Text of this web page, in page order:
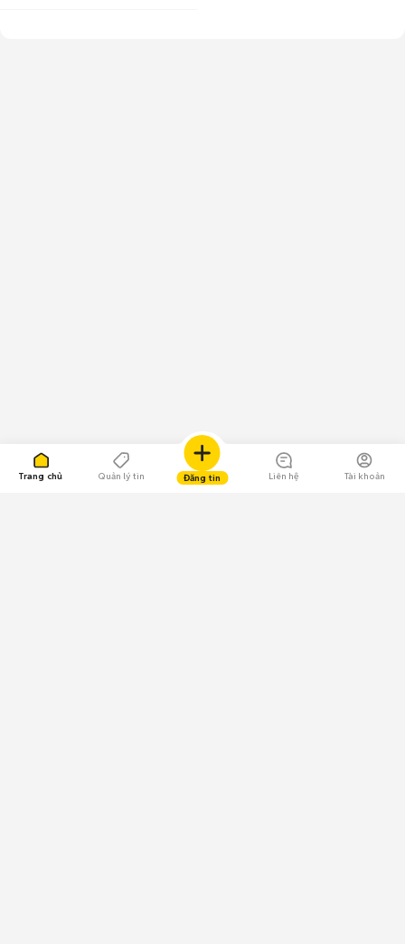
Trang chủ Quản lý tin Đăng tin Liên hệ Tài khoản